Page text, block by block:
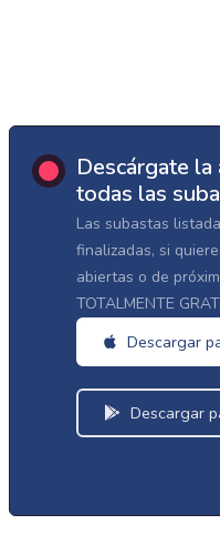
Descárgate la
todas las
Las subastas
finalizadas, si
abiertas o de
TOTALMENTE
Descargar
Descargar